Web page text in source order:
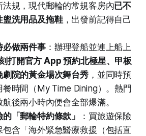
法規，現代郵輪的常規客房內已不
盥洗用品及拖鞋，出發前記得自己
必做兩件事：辦理登船並連上船上
打開官方 App 預約北極星、甲板
劇院的黃金場次舞台秀，並同時預
餐時間（My Time Dining）。熱門
後兩小時內便會全部爆滿。
「郵輪特約條款」
：買旅遊保險
包含「海外緊急醫療救援（包括直